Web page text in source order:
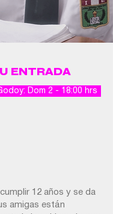
ENTRADA
Dom 2 - 18:00 hrs
12 años y se da
amigas están